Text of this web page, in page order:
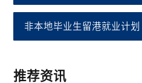
非本地毕业生留港就业计划
推荐资讯